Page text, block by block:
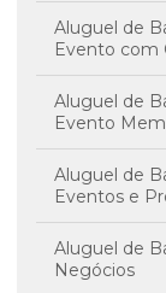
Aluguel de
Evento com
Aluguel de
Evento
Aluguel de
Eventos e
Aluguel de
Negócios